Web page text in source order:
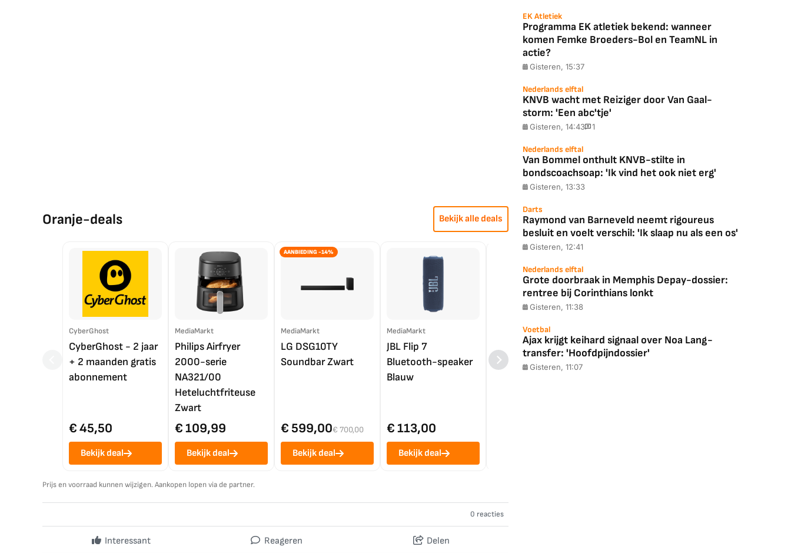
Oranje-deals Bekijk alle deals
CyberGhost
CyberGhost - 2 jaar
+ 2 maanden gratis
abonnement
€ 45,50
Bekijk deal
MediaMarkt
Philips Airfryer
2000-serie
NA321/00
Heteluchtfriteuse
Zwart
€ 109,99
Bekijk deal
AANBIEDING -14%
MediaMarkt
LG DSG10TY
Soundbar Zwart
€ 599,00€ 700,00
Bekijk deal
MediaMarkt
JBL Flip 7
Bluetooth-speaker
Blauw
€ 113,00
Bekijk deal
LG OLED55C56LB
4K TV (2025)
JBL Partybox
Ultimate Zwart
Google TV
Prijs en voorraad kunnen wijzigen. Aankopen lopen via de partner.
0 reacties
Interessant Reageren Delen
EK Atletiek
Programma EK atletiek bekend: wanneer
komen Femke Broeders-Bol en TeamNL in
actie?
Gisteren, 15:37
Nederlands elftal
KNVB wacht met Reiziger door Van Gaal-
storm: 'Een abc'tje'
Gisteren, 14:43 1
Nederlands elftal
Van Bommel onthult KNVB-stilte in
bondscoachsoap: 'Ik vind het ook niet erg'
Gisteren, 13:33
Darts
Raymond van Barneveld neemt rigoureus
besluit en voelt verschil: 'Ik slaap nu als een os'
Gisteren, 12:41
Nederlands elftal
Grote doorbraak in Memphis Depay-dossier:
rentree bij Corinthians lonkt
Gisteren, 11:38
Voetbal
Ajax krijgt keihard signaal over Noa Lang-
transfer: 'Hoofdpijndossier'
Gisteren, 11:07